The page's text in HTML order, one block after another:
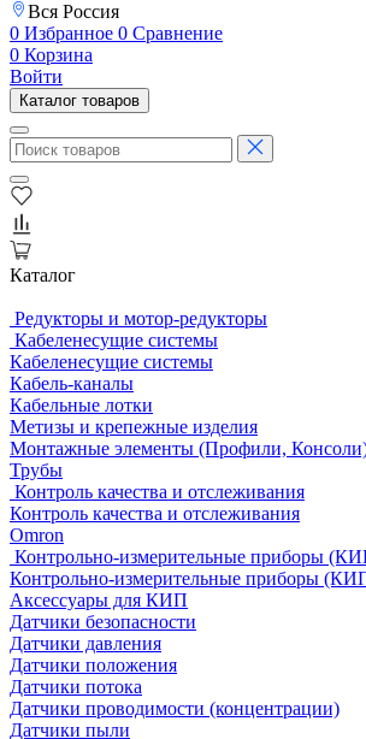
Вся Россия
0 Избранное 0 Сравнение
0 Корзина
Войти
Каталог товаров
Каталог
Редукторы и мотор-редукторы
Кабеленесущие системы
Кабеленесущие системы
Кабель-каналы
Кабельные лотки
Метизы и крепежные изделия
Монтажные элементы (Профили,
Трубы
Контроль качества и отслеживания
Контроль качества и отслеживания
Omron
Контрольно-измерительные приборы
Контрольно-измерительные приборы
Аксессуары для КИП
Датчики безопасности
Датчики давления
Датчики положения
Датчики потока
Датчики проводимости (концентрации)
Датчики пыли